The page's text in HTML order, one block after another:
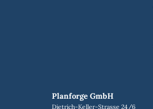
Planforge GmbH
Dietrich-Keller-Strasse 24/6